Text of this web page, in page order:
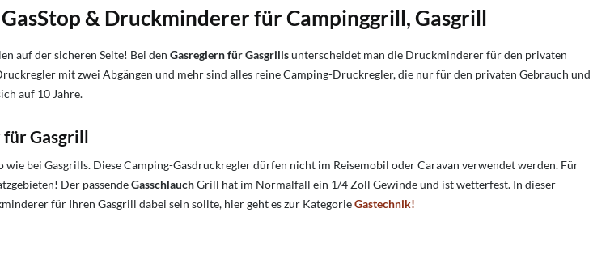
& Druckminderer für Campinggrill, Gasgrill
auf der sicheren Seite! Bei den Gasreglern für Gasgrillsunterscheidet man die Druckminderer für den privaten
mit zwei Abgängen und mehr sind alles reine Camping-Druckregler, die nur für den privaten Gebrauch und
auf 10 Jahre.
Gasgrill
wie bei Gasgrills. Diese Camping-Gasdruckregler dürfen nicht im Reisemobil oder Caravan verwendet werden. Für
Der passendeGasschlauchGrill hat im Normalfall ein 1/4 Zoll Gewinde und ist wetterfest. In dieser
für Ihren Gasgrill dabei sein sollte, hier geht es zur KategorieGastechnik!